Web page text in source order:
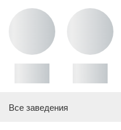
Все заведения